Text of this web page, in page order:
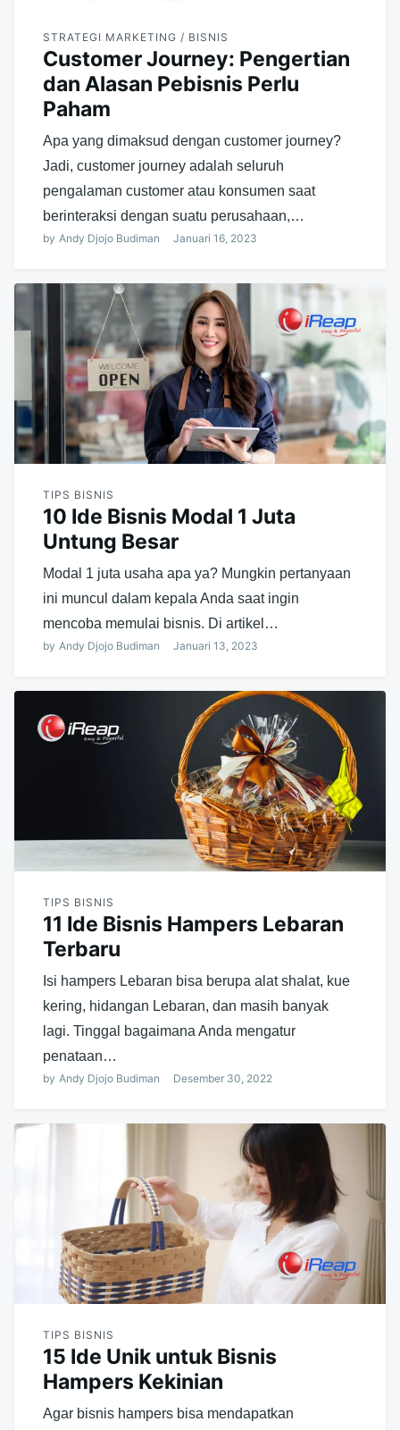
STRATEGI MARKETING / BISNIS
Customer Journey: Pengertian
dan Alasan Pebisnis Perlu
Paham
Apa yang dimaksud dengan customer journey?
Jadi, customer journey adalah seluruh
pengalaman customer atau konsumen saat
berinteraksi dengan suatu perusahaan,…
by Andy Djojo Budiman Januari 16, 2023
TIPS BISNIS
10 Ide Bisnis Modal 1 Juta
Untung Besar
Modal 1 juta usaha apa ya? Mungkin pertanyaan
ini muncul dalam kepala Anda saat ingin
mencoba memulai bisnis. Di artikel…
by Andy Djojo Budiman Januari 13, 2023
TIPS BISNIS
11 Ide Bisnis Hampers Lebaran
Terbaru
Isi hampers Lebaran bisa berupa alat shalat, kue
kering, hidangan Lebaran, dan masih banyak
lagi. Tinggal bagaimana Anda mengatur
penataan…
by Andy Djojo Budiman Desember 30, 2022
TIPS BISNIS
15 Ide Unik untuk Bisnis
Hampers Kekinian
Agar bisnis hampers bisa mendapatkan